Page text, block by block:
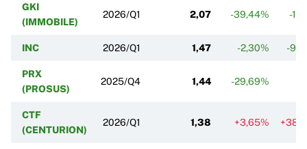
GKI
(IMMOBILE)
2026/Q1 2,07 -39,44% -
INC 2026/Q1 1,47 -2,30% -
PRX
(PROSUS)
2025/Q4 1,44 -29,69%
CTF
(CENTURION)
2026/Q1 1,38 +3,65%